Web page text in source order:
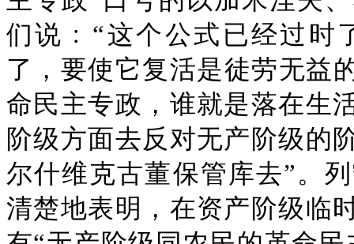
们说﹕“这个公式已经过时
了，要使它复活是徒劳无益
命民主专政，谁就是落在生
阶级方面去反对无产阶级的
尔什维克古董保管库去”。
清楚地表明，在资产阶级临